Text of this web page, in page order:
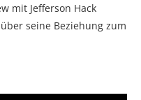
mit Jefferson Hack
seine Beziehung zum